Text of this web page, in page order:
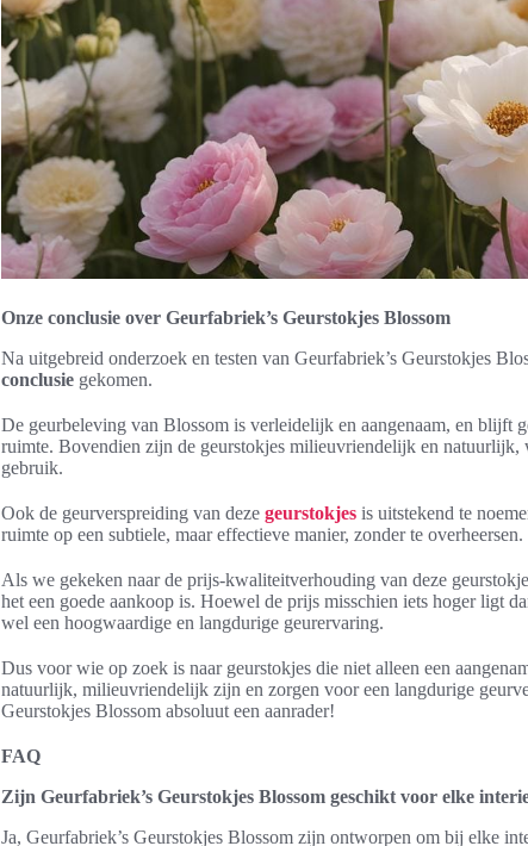
Onze conclusie over Geurfabriek’s Geurstokjes Blossom
Na uitgebreid onderzoek en testen van Geurfabriek’s Geurstokjes
conclusie gekomen.
De geurbeleving van Blossom is verleidelijk en aangenaam, en blijft
ruimte. Bovendien zijn de geurstokjes milieuvriendelijk en natuurlijk,
gebruik.
Ook de geurverspreiding van deze geurstokjes is uitstekend te
ruimte op een subtiele, maar effectieve manier, zonder te overheersen.
Als we gekeken naar de prijs-kwaliteitverhouding van deze
het een goede aankoop is. Hoewel de prijs misschien iets hoger ligt
wel een hoogwaardige en langdurige geurervaring.
Dus voor wie op zoek is naar geurstokjes die niet alleen een
natuurlijk, milieuvriendelijk zijn en zorgen voor een langdurige
Geurstokjes Blossom absoluut een aanrader!
FAQ
Zijn Geurfabriek’s Geurstokjes Blossom geschikt voor elke
Ja, Geurfabriek’s Geurstokjes Blossom zijn ontworpen om bij elke